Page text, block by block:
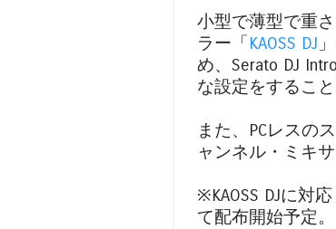
小型で薄型で重
ラー「 KAOSS DJ
め、Serato DJ
な設定をするこ
また、PCレスの
ャンネル・ミキ
※KAOSS DJに対
て配布開始予定。